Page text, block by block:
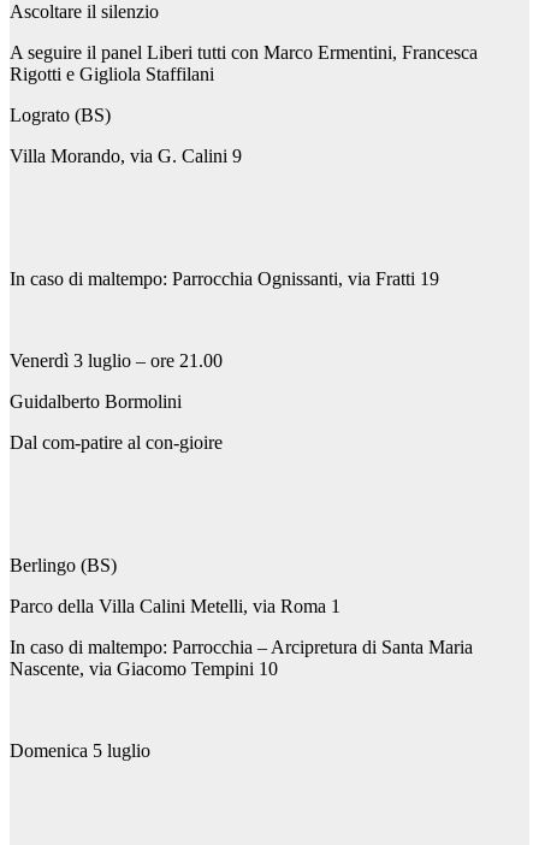
Ascoltare il silenzio
A seguire il panel Liberi tutti con Marco Ermentini, Francesca
Rigotti e Gigliola Staffilani
Lograto (BS)
Villa Morando, via G. Calini 9
In caso di maltempo: Parrocchia Ognissanti, via Fratti 19
Venerdì 3 luglio – ore 21.00
Guidalberto Bormolini
Dal com-patire al con-gioire
Berlingo (BS)
Parco della Villa Calini Metelli, via Roma 1
In caso di maltempo: Parrocchia – Arcipretura di Santa Maria
Nascente, via Giacomo Tempini 10
Domenica 5 luglio